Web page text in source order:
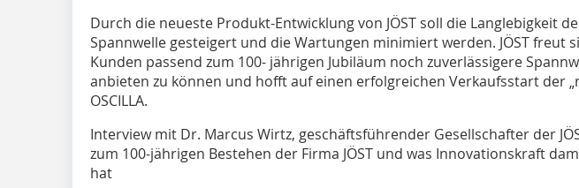
Durch die neueste Produkt-Entwicklung von JÖST soll die Langlebigkeit
Spannwelle gesteigert und die Wartungen minimiert werden. JÖST freut
Kunden passend zum 100- jährigen Jubiläum noch zuverlässigere
anbieten zu können und hofft auf einen erfolgreichen Verkaufsstart der
OSCILLA.
Interview mit Dr. Marcus Wirtz, geschäftsführender Gesellschafter der
zum 100-jährigen Bestehen der Firma JÖST und was Innovationskraft
hat